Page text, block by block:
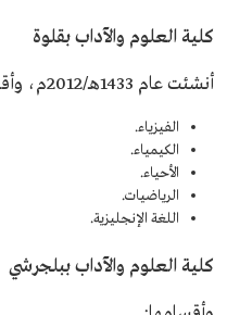
كلية العلوم والآداب بقلوة
أنشئت عام 1433هـ/2012م، وأقسامها:
الفيزياء.
الكيمياء.
الأحياء.
الرياضيات.
اللغة الإنجليزية.
كلية العلوم والآداب ببلجرشي